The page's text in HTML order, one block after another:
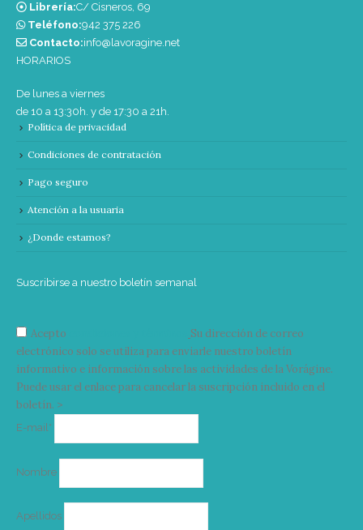
Librería:C/ Cisneros, 69
Teléfono:‭942 375 226‬
Contacto:info@lavoragine.net
HORARIOS
De lunes a viernes
de 10 a 13:30h. y de 17:30 a 21h.
Política de privacidad
Condiciones de contratación
Pago seguro
Atención a la usuaria
¿Donde estamos?
Suscribirse a nuestro boletín semanal
Acepto
Su dirección de correo
electrónico solo se utiliza para enviarle nuestro boletín
informativo e información sobre las actividades de la Vorágine.
Puede usar el enlace para cancelar la suscripción incluido en el
boletín. >
E-mail*
Nombre
Apellidos